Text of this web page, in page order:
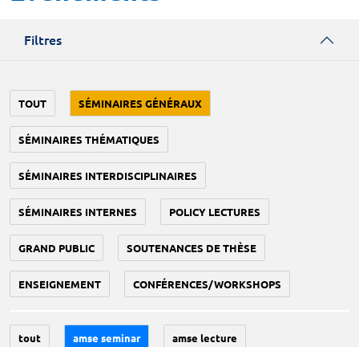
Filtres
TOUT SÉMINAIRES GÉNÉRAUX
SÉMINAIRES THÉMATIQUES
SÉMINAIRES INTERDISCIPLINAIRES
SÉMINAIRES INTERNES POLICY LECTURES
GRAND PUBLIC SOUTENANCES DE THÈSE
ENSEIGNEMENT CONFÉRENCES/WORKSHOPS
tout amse seminar amse lecture